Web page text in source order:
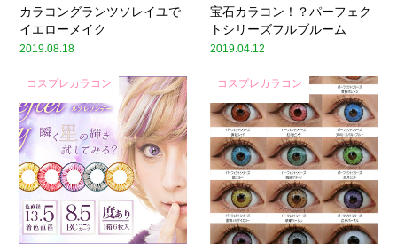
カラコングランツソレイユで
イエローメイク
2019.08.18
宝石カラコン！？パーフェク
トシリーズフルブルーム
2019.04.12
コスプレカラコン コスプレカラコン